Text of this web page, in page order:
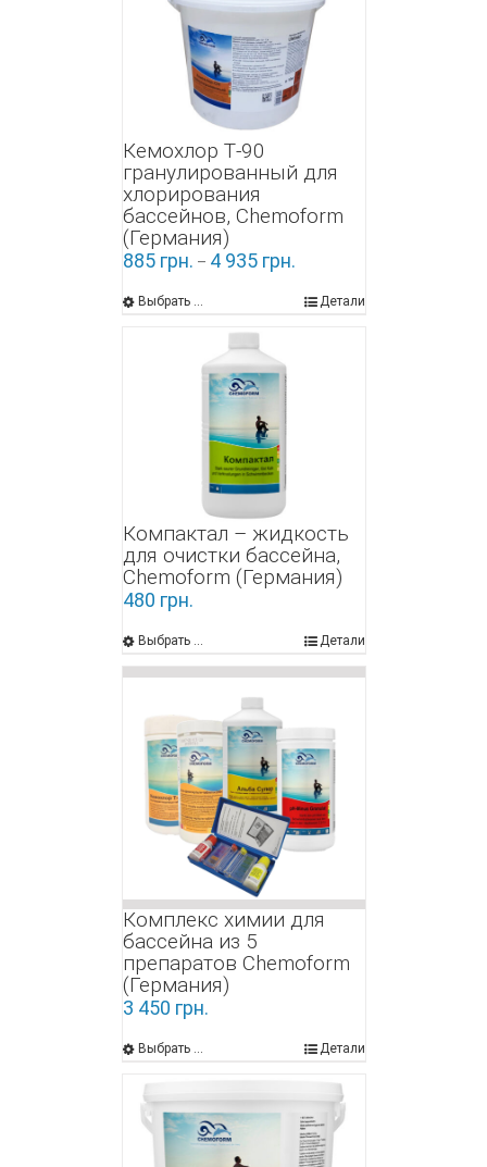
Кемохлор Т-90
гранулированный для
хлорирования
бассейнов, Chemoform
(Германия)
885 грн. – 4 935 грн.
Выбрать ... Детали
Компактал – жидкость
для очистки бассейна,
Chemoform (Германия)
480 грн.
Выбрать ... Детали
Комплекс химии для
бассейна из 5
препаратов Chemoform
(Германия)
3 450 грн.
Выбрать ... Детали